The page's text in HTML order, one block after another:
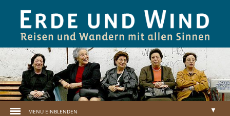
Erde und Wind . Reisen und Wandern mit allen Sinnen
MENU ▼